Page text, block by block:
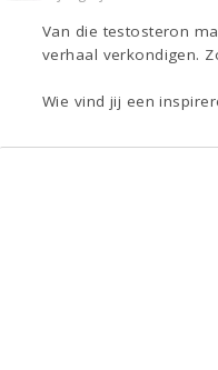
Van die testosteron
verhaal verkondigen.
Wie vind jij een